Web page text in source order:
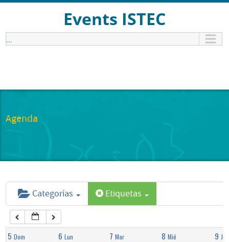
Events ISTEC
...
Agenda
Categorías Etiquetas
5 Dom 6 Lun 7 Mar 8 Mié 9 Jue
1:00 am
6:00 am
7:00 am